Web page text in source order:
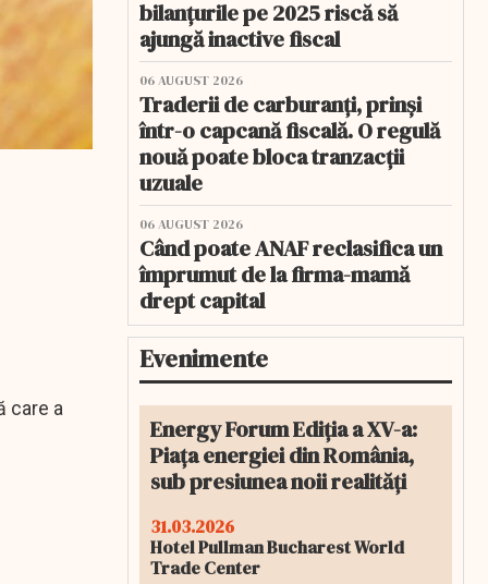
care a
bilanțurile pe 2025 riscă să
ajungă inactive fiscal
06 AUGUST 2026
Traderii de carburanți, prinși
într-o capcană fiscală. O regulă
nouă poate bloca tranzacții
uzuale
06 AUGUST 2026
Când poate ANAF reclasifica un
împrumut de la firma-mamă
drept capital
Evenimente
Energy Forum Ediția a XV-a:
Piața energiei din România,
sub presiunea noii realități
31.03.2026
Hotel Pullman Bucharest World
Trade Center